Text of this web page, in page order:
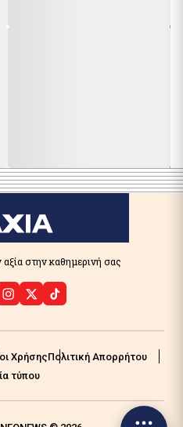
στην καθημερινή σας
ΧρήσηςΠολιτική Απορρήτου
τύπου